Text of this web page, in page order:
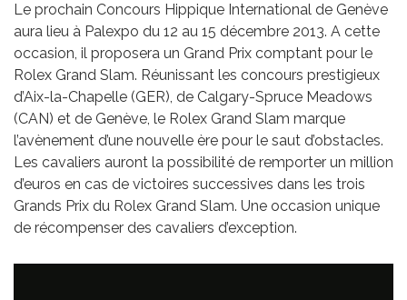
Le prochain Concours Hippique International de Genève
aura lieu à Palexpo du 12 au 15 décembre 2013. A cette
occasion, il proposera un Grand Prix comptant pour le
Rolex Grand Slam. Réunissant les concours prestigieux
d’Aix-la-Chapelle (GER), de Calgary-Spruce Meadows
(CAN) et de Genève, le Rolex Grand Slam marque
l’avènement d’une nouvelle ère pour le saut d’obstacles.
Les cavaliers auront la possibilité de remporter un million
d’euros en cas de victoires successives dans les trois
Grands Prix du Rolex Grand Slam. Une occasion unique
de récompenser des cavaliers d’exception.